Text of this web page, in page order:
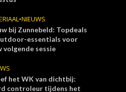
•NIEUWS
bij Zunnebeld: Topdeals
essentials voor
volgende sessie
het WK van dichtbij:
controleur tijdens het